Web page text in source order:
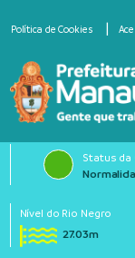
Política de Cookies
Status da
Nível do Rio Negro
27.03m